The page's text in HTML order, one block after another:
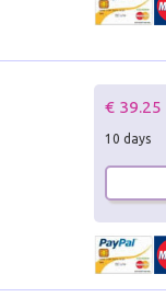
€ 39.25
10 days